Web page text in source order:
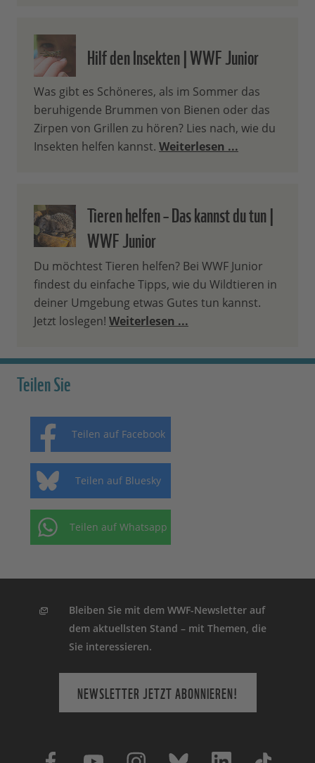
Hilf den Insekten | WWF Junior
Was gibt es Schöneres, als im Sommer das
beruhigende Brummen von Bienen oder das
Zirpen von Grillen zu hören? Lies nach, wie du
Insekten helfen kannst. Weiterlesen ...
Tieren helfen – Das kannst du tun |
WWF Junior
Du möchtest Tieren helfen? Bei WWF Junior
findest du einfache Tipps, wie du Wildtieren in
deiner Umgebung etwas Gutes tun kannst.
Jetzt loslegen! Weiterlesen ...
Teilen Sie
Teilen auf Facebook
Teilen auf Bluesky
Teilen auf Whatsapp
Bleiben Sie mit dem WWF-Newsletter auf
dem aktuellsten Stand – mit Themen, die
Sie interessieren.
NEWSLETTER JETZT ABONNIEREN!